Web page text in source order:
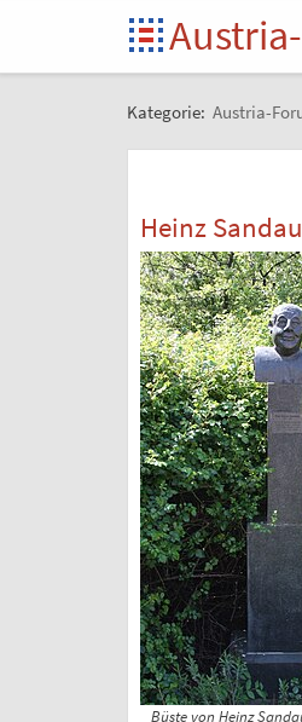
Kategorie: Austria-
Heinz
Büste von Heinz